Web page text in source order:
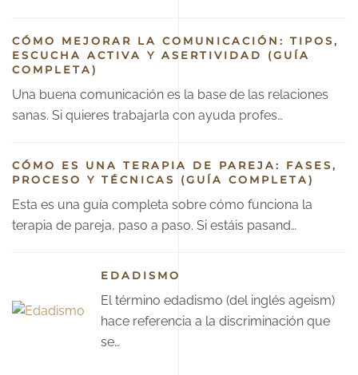
CÓMO MEJORAR LA COMUNICACIÓN: TIPOS,
ESCUCHA ACTIVA Y ASERTIVIDAD (GUÍA
COMPLETA)
Una buena comunicación es la base de las relaciones
sanas. Si quieres trabajarla con ayuda profes…
CÓMO ES UNA TERAPIA DE PAREJA: FASES,
PROCESO Y TÉCNICAS (GUÍA COMPLETA)
Esta es una guía completa sobre cómo funciona la
terapia de pareja, paso a paso. Si estáis pasand…
EDADISMO
El término edadismo (del inglés ageism)
hace referencia a la discriminación que
se…